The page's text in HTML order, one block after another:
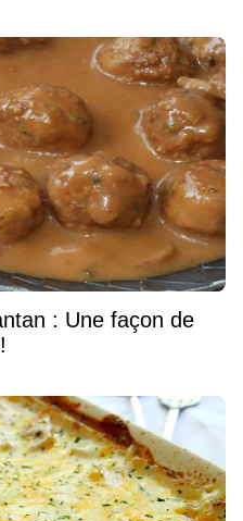
: Une façon de